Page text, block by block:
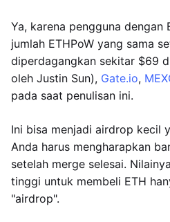
Ya, karena pengguna dengan
jumlah ETHPoW yang sama
diperdagangkan sekitar $69
oleh Justin Sun), Gate.io,
pada saat penulisan ini.
Ini bisa menjadi airdrop kecil
Anda harus mengharapkan
setelah merge selesai.
tinggi untuk membeli ETH
"airdrop".